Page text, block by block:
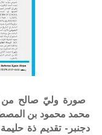
دجنبر- تقديم ذة